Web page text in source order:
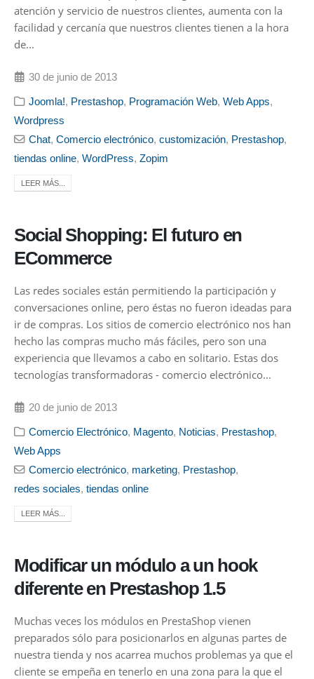
atención y servicio de nuestros clientes, aumenta con la
facilidad y cercanía que nuestros clientes tienen a la hora
de...
30 de junio de 2013
Joomla!, Prestashop, Programación Web,Web Apps,
Wordpress
Chat,Comercio electrónico,customización, Prestashop,
tiendas online, WordPress, Zopim
LEER MÁS...
Social Shopping: El futuro en
ECommerce
Las redes sociales están permitiendo la participación y
conversaciones online, pero éstas no fueron ideadas para
ir de compras. Los sitios de comercio electrónico nos han
hecho las compras mucho más fáciles, pero son una
experiencia que llevamos a cabo en solitario. Estas dos
tecnologías transformadoras - comercio electrónico...
20 de junio de 2013
Comercio Electrónico, Magento, Noticias, Prestashop,
Web Apps
Comercio electrónico, marketing, Prestashop,
redes sociales, tiendas online
LEER MÁS...
Modificar un módulo a un hook
diferente en Prestashop 1.5
Muchas veces los módulos en PrestaShop vienen
preparados sólo para posicionarlos en algunas partes de
nuestra tienda y nos acarrea muchos problemas ya que el
cliente se empeña en tenerlo en una zona para la que el